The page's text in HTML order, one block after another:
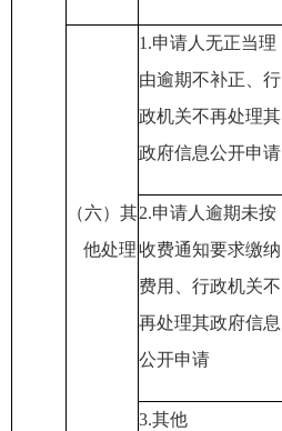
（六）其
他处理
1.申请人无正当理
由逾期不补正、行
政机关不再处理其
政府信息公开申请
2.申请人逾期未按
收费通知要求缴纳
费用 、行政机关不
再处理其政府信息
公开申请
3.其他